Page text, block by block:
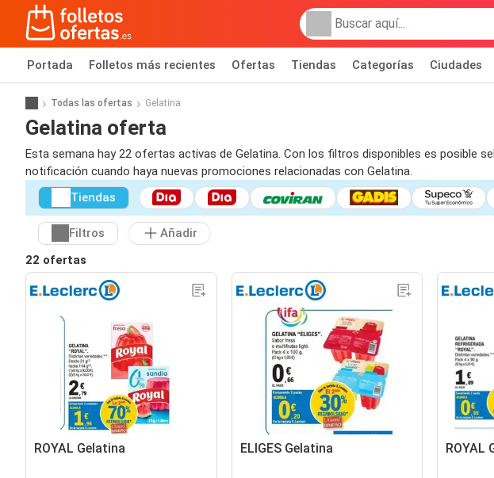
Portada Folletos más recientes Ofertas Tiendas Categorías Ciudades
Todas las ofertas Gelatina
Gelatina oferta
Esta semana hay 22 ofertas activas de Gelatina. Con los filtros disponibles es posible
notificación cuando haya nuevas promociones relacionadas con Gelatina.
Tiendas
Filtros
Añadir
22 ofertas
ROYAL Gelatina ELIGES Gelatina ROYAL